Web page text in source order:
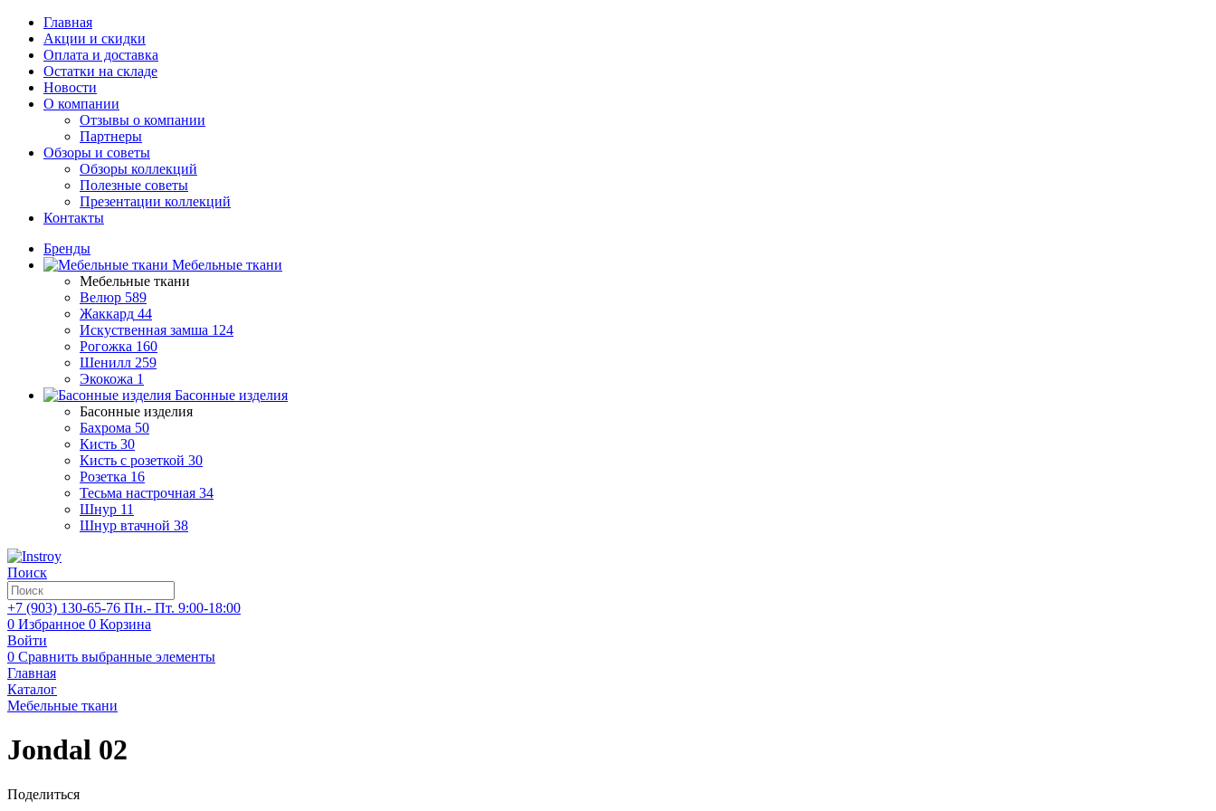
Главная
Акции и скидки
Оплата и доставка
Остатки на складе
Новости
О компании
Отзывы о компании
Партнеры
Обзоры и советы
Обзоры коллекций
Полезные советы
Презентации коллекций
Контакты
Бренды
Мебельные ткани
Мебельные ткани
Велюр 589
Жаккард 44
Искуственная замша 124
Рогожка 160
Шенилл 259
Экокожа 1
Басонные изделия
Басонные изделия
Бахрома 50
Кисть 30
Кисть с розеткой 30
Розетка 16
Тесьма настрочная 34
Шнур 11
Шнур втачной 38
Поиск
+7 (903) 130-65-76 Пн.- Пт. 9:00-18:00
0 Избранное 0 Корзина
Войти
0 Сравнить выбранные элементы
Главная
Каталог
Мебельные ткани
Jondal 02
Поделиться